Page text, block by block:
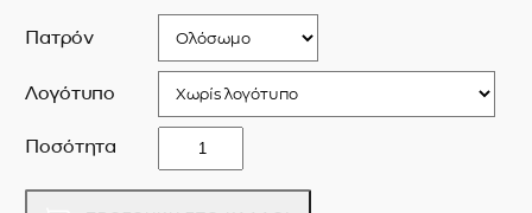
Πατρόν
Λογότυπο
Ποσότητα
r
o